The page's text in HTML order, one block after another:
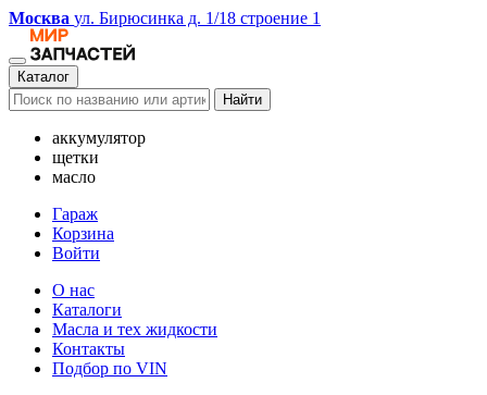
Москва ул. Бирюсинка д. 1/18 строение 1
Каталог
Найти
аккумулятор
щетки
масло
Гараж
Корзина
Войти
О нас
Каталоги
Масла и тех жидкости
Контакты
Подбор по VIN